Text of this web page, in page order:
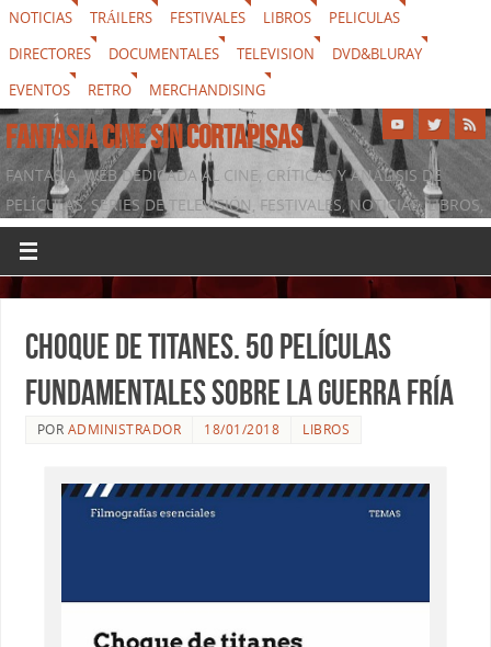
NOTICIAS TRÁILERS FESTIVALES LIBROS
PELICULAS
DIRECTORES
DOCUMENTALES TELEVISION
DVD&BLURAY
EVENTOS
RETRO MERCHANDISING
FANTASIA CINE SIN CORTAPISAS
FANTASIA, WEB DEDICADA AL CINE, CRÍTICAS Y ANÁLISIS DE
PELÍCULAS, SERIES DE TELEVISIÓN, FESTIVALES, NOTICIAS, LIBROS,
DVD & BLURAY, MERCHANDISING Y TODO LO QUE RODEA AL
SÉPTIMO ARTE
Choque de titanes. 50 películas
fundamentales sobre la Guerra Fría
POR ADMINISTRADOR 18/01/2018 LIBROS